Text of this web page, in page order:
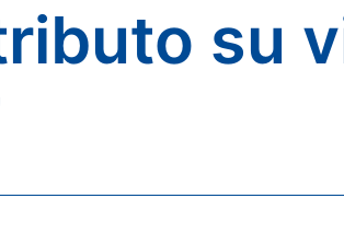
su